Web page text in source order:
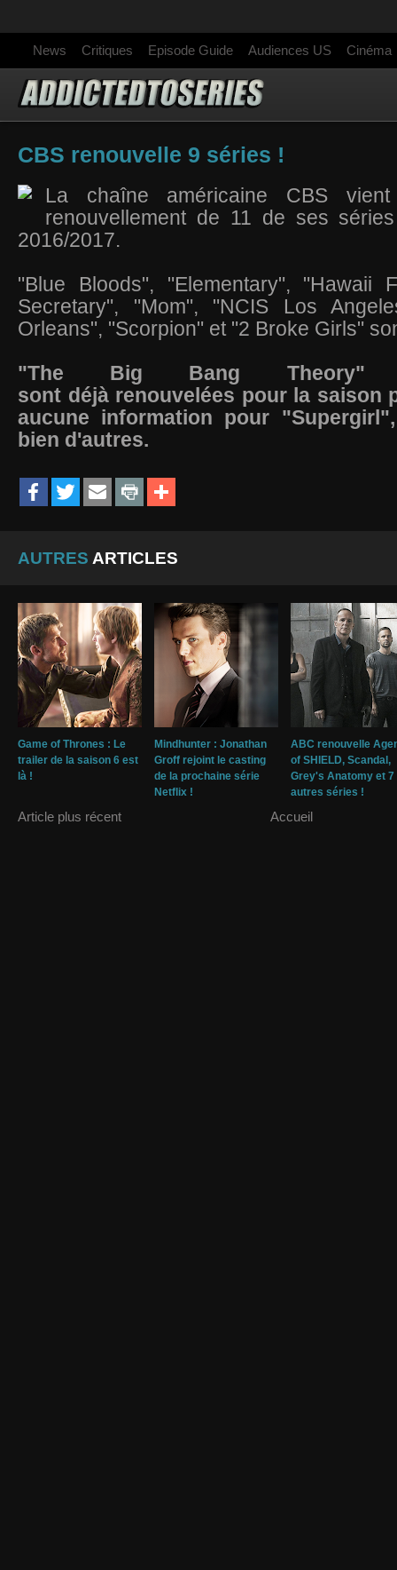
News Critiques Episode Guide Audiences US Cinéma
CBS renouvelle 9 séries !
La chaîne américaine CBS
renouvellement de 11 de ses
2016/2017.
"Blue Bloods", "Elementary", "Hawaii
Secretary", "Mom", "NCIS Los
Orleans", "Scorpion" et "2 Broke Girls"
"The Big Bang Theory"
sont déjà renouvelées pour la saison
aucune information pour
bien d'autres.
AUTRES ARTICLES
Game of Thrones : Le
trailer de la saison 6 est
là !
Mindhunter : Jonathan
Groff rejoint le casting
de la prochaine série
Netflix !
ABC renouvelle
of SHIELD, Scandal,
Grey's Anatomy et 7
autres séries !
Article plus récent Accueil